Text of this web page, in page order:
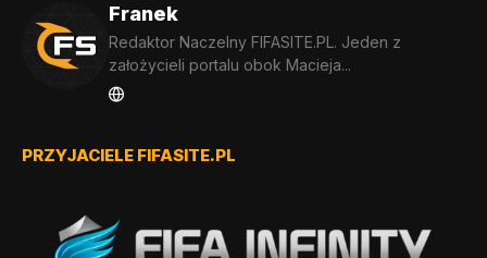
Franek
Redaktor Naczelny FIFASITE.PL. Jeden z
założycieli portalu obok Macieja...
PRZYJACIELE FIFASITE.PL